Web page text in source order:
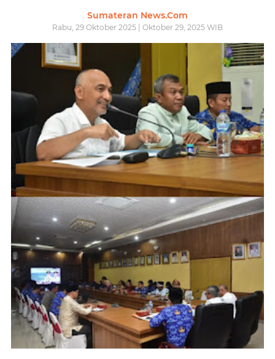
Sumateran News.Com
Rabu, 29 Oktober 2025 | Oktober 29, 2025 WIB